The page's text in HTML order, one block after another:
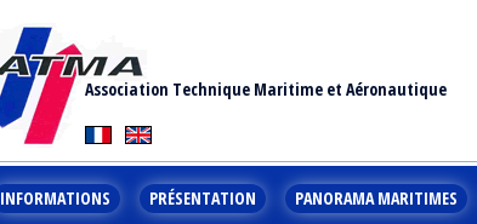
Association Technique Maritime et Aéronautique
INFORMATIONS PRÉSENTATION PANORAMA MARITIMES